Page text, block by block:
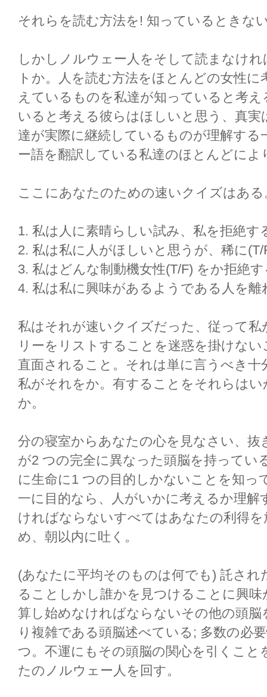
それらを読む方法を! 知っているときな
しかしノルウェー人をそして読まなけ
トか。人を読む方法をほとんどの女性
えているものを私達が知っていると考
いると考える彼らはほしいと思う、真
達が実際に継続しているものが理解す
ー語を翻訳している私達のほとんどによ
ここにあなたのための速いクイズはあ
1. 私は人に素晴らしい試み、私を拒絶す
2. 私は私に人がほしいと思うが、稀に(T/
3. 私はどんな制動機女性(T/F) をか拒絶
4. 私は私に興味があるようである人を離
私はそれが速いクイズだった、従って
リーをリストすることを迷惑を掛けな
直面されること。それは単に言うべき十
私がそれをか。有することをそれらは
か。
分の寝室からあなたの心を見なさい、
が2 つの完全に異なった頭脳を持ってい
に生命に1 つの目的しかないことを知
一に目的なら、人がいかに考えるか理
ければならないすべてはあなたの利得
め、朝以内に吐く。
(あなたに平均そのものは何でも) 託さ
ることしかし誰かを見つけることに興
算し始めなければならないその他の頭
り複雑である頭脳述べている; 多数の必
つ。不運にもその頭脳の関心を引くこ
たのノルウェー人を回す。